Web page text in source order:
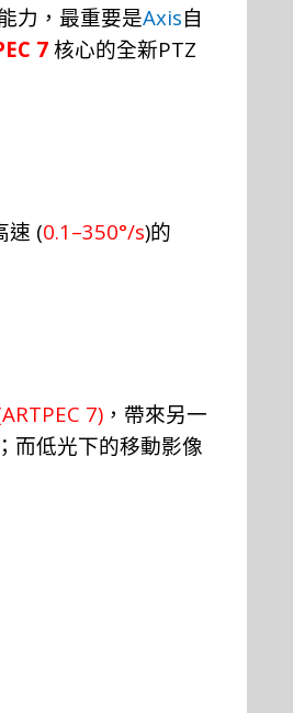
力， 最重要是Axis自
7 核心的全新PTZ
速 (0.1–350°/s)的
7) ， 帶來另一
而低光下的移動影像